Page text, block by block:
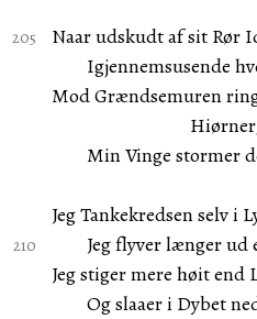
Naar udskudt af sit Rør
Igjennemsusende
Mod Grændsemuren
Min Vinge stormer
Jeg Tankekredsen selv i
Jeg flyver længer ud
Jeg stiger mere høit end
Og slaaer i Dybet